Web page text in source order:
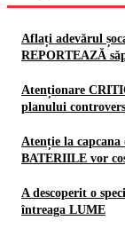
Aflați adevărul
REPORTEAZĂ
Atenționare
planului
Atenție la capcana
BATERIILE vor
A descoperit o
întreaga LUME